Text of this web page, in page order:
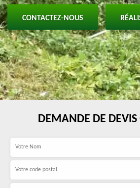
CONTACTEZ-NOUS
DEMANDE DE DEVIS